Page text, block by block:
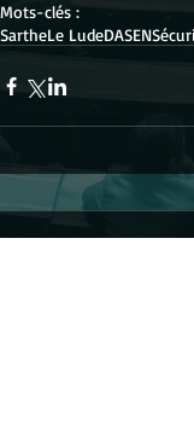
Mots-clés :
SartheLe LudeDASEN
Commentaires